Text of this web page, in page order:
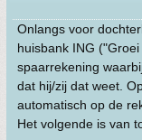
Onlangs voor
huisbank ING
spaarrekening
dat hij/zij dat weet.
automatisch op de
Het volgende is van